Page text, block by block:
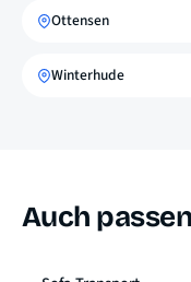
Ottensen
Winterhude
Auch